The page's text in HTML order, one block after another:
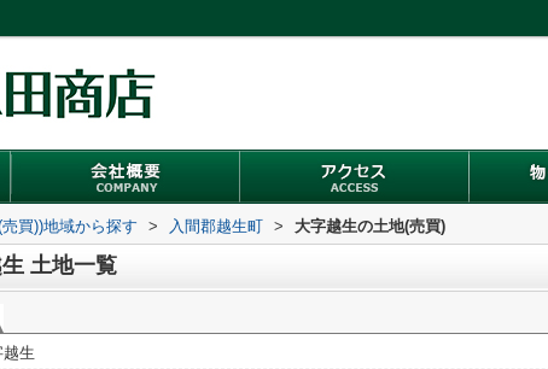
買))地域から探す > 入間郡越生町 > 大字越生の土地(売買)
土地一覧
生